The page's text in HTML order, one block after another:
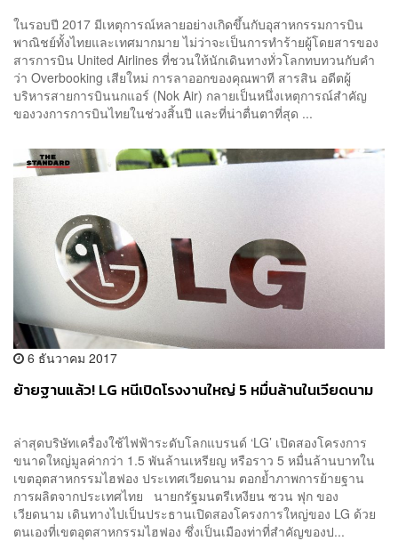
ในรอบปี 2017 มีเหตุการณ์หลายอย่างเกิดขึ้นกับอุสาหกรรมการบิน
พาณิชย์ทั้งไทยและเทศมากมาย ไม่ว่าจะเป็นการทำร้ายผู้โดยสารของ
สารการบิน United Airlines ที่ชวนให้นักเดินทางทั่วโลกทบทวนกับคำ
ว่า Overbooking เสียใหม่ การลาออกของคุณพาที สารสิน อดีตผู้
บริหารสายการบินนกแอร์ (Nok Air) กลายเป็นหนึ่งเหตุการณ์สำคัญ
ของวงการการบินไทยในช่วงสิ้นปี และที่น่าตื่นตาที่สุด ...
6 ธันวาคม 2017
ย้ายฐานแล้ว! LG หนีเปิดโรงงานใหญ่ 5 หมื่นล้านในเวียดนาม
ล่าสุดบริษัทเครื่องใช้ไฟฟ้าระดับโลกแบรนด์ ‘LG’ เปิดสองโครงการ
ขนาดใหญ่มูลค่ากว่า 1.5 พันล้านเหรียญ หรือราว 5 หมื่นล้านบาทใน
เขตอุตสาหกรรมไฮฟอง ประเทศเวียดนาม ตอกย้ำภาพการย้ายฐาน
การผลิตจากประเทศไทย นายกรัฐมนตรีเหงียน ซวน ฟุก ของ
เวียดนาม เดินทางไปเป็นประธานเปิดสองโครงการใหญ่ของ LG ด้วย
ตนเองที่เขตอุตสาหกรรมไฮฟอง ซึ่งเป็นเมืองท่าที่สำคัญของป...